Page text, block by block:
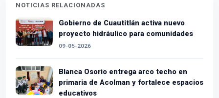
NOTICIAS RELACIONADAS
Gobierno de Cuautitlán activa nuevo
proyecto hidráulico para comunidades
09-05-2026
Blanca Osorio entrega arco techo en
primaria de Acolman y fortalece espacios
educativos